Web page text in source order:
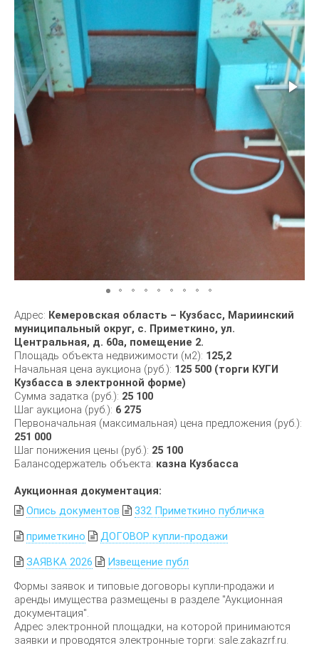
Адрес: Кемеровская область – Кузбасс, Мариинский
муниципальный округ, с. Приметкино, ул.
Центральная, д. 60а, помещение 2.
Площадь объекта недвижимости (м2): 125,2
Начальная цена аукциона (руб.): 125 500 (торги КУГИ
Кузбасса в электронной форме)
Сумма задатка (руб.): 25 100
Шаг аукциона (руб.): 6 275
Первоначальная (максимальная) цена предложения (руб.):
251 000
Шаг понижения цены (руб.): 25 100
Балансодержатель объекта: казна Кузбасса
Аукционная документация:
Опись документов
332 Приметкино публичка
приметкино
ДОГОВОР купли-продажи
ЗАЯВКА 2026
Извещение публ
Формы заявок и типовые договоры купли-продажи и
аренды имущества размещены в разделе "Аукционная
документация".
Адрес электронной площадки, на которой принимаются
заявки и проводятся электронные торги: sale.zakazrf.ru.